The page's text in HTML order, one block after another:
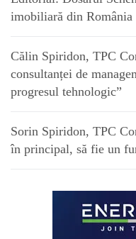
imobiliară din România
Călin Spiridon, TPC
consultanței de
progresul tehnologic”
Sorin Spiridon, TPC
în principal, să fie un